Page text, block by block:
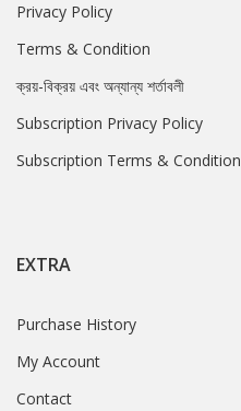
Privacy Policy
Terms & Condition
ক্রয়-বিক্রয় এবং অন্যান্য শর্তাবলী
Subscription Privacy Policy
Subscription Terms & Condition
EXTRA
Purchase History
My Account
Contact